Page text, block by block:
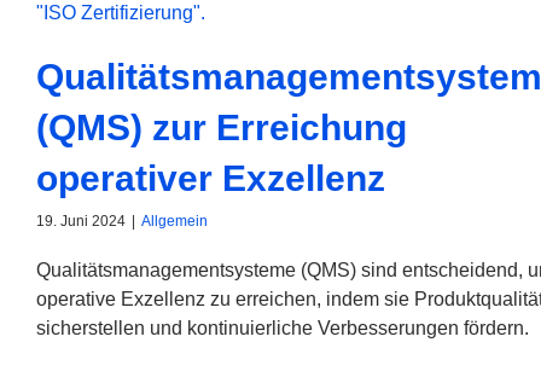
(QMS) zur Erreichung
operativer Exzellenz
19. Juni 2024 Allgemein
Qualitätsmanagementsysteme (QMS) sind entscheidend,
operative Exzellenz zu erreichen, indem sie
sicherstellen und kontinuierliche Verbesserungen fördern.